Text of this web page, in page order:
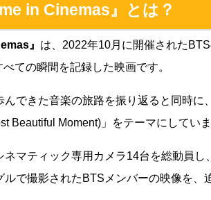
in Cinemas』とは？
』 は、2022年10月に開催された
ての瞬間を記録した映画です。
できた音楽の旅路を振り返ると同時に
Beautiful Moment)」をテーマにしていま
マティック専用カメラ14台を総動員し
ルで撮影されたBTSメンバーの映像を、